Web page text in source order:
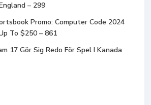
– 299
Promo: Computer Code 2024
To $250 – 861
17 Gör Sig Redo För Spel I Kanada